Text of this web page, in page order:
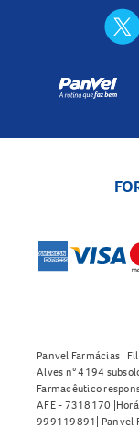
Panvel Farmácias |
Alves n° 4194
Farmacêutico
AFE - 7318170
999119891| Panvel